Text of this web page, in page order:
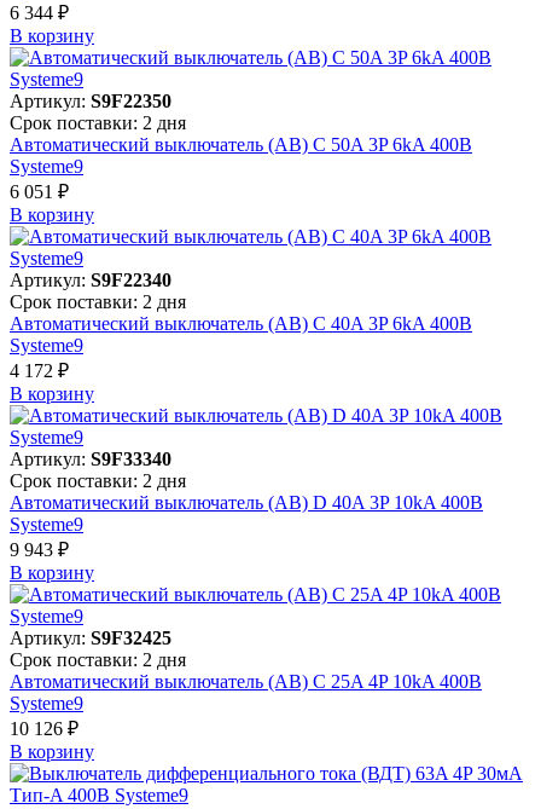
6 344 ₽
В корзинy
Артикул: S9F22350
Срок поставки: 2 дня
Автоматический выключатель (АВ) C 50A 3P 6kA 400В
Systeme9
6 051 ₽
В корзинy
Артикул: S9F22340
Срок поставки: 2 дня
Автоматический выключатель (АВ) C 40A 3P 6kA 400В
Systeme9
4 172 ₽
В корзинy
Артикул: S9F33340
Срок поставки: 2 дня
Автоматический выключатель (АВ) D 40A 3P 10kA 400В
Systeme9
9 943 ₽
В корзинy
Артикул: S9F32425
Срок поставки: 2 дня
Автоматический выключатель (АВ) C 25A 4P 10kA 400В
Systeme9
10 126 ₽
В корзинy